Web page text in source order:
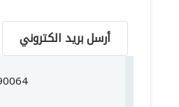
أرسل بريد الكتروني